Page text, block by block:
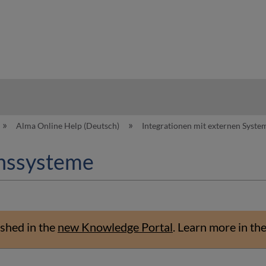
Alma Online Help (Deutsch) Integrationen mit externen
in the new Knowledge Portal. Learn more in the